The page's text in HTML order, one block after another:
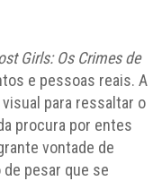
Girls: Os Crimes de
e pessoas reais. A
para ressaltar o
procura por entes
vontade de
pesar que se